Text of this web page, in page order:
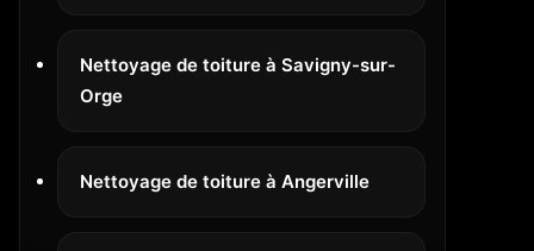
Nettoyage de toiture à Savigny-sur-
Orge
Nettoyage de toiture à Angerville